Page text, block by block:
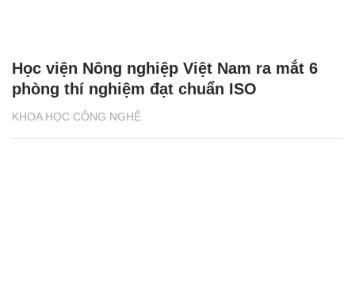
KHOA HỌC CÔNG NGHỆ
Học viện Nông nghiệp Việt Nam ra mắt 6
phòng thí nghiệm đạt chuẩn ISO